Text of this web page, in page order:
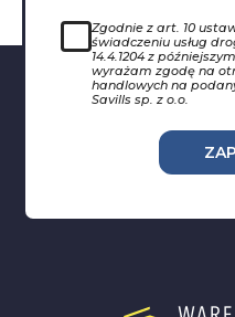
Zgodnie z art. 10
świadczeniu usług
14.4.1204 z
wyrażam zgodę na
handlowych na
Savills sp. z o.o.